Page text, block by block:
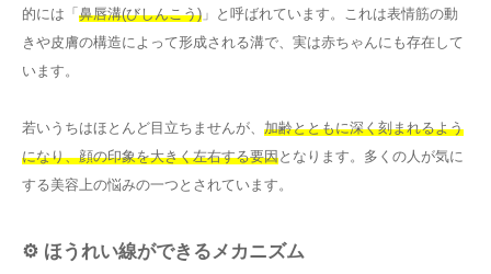
的には「 鼻唇溝(びしんこう) 」と呼ばれています。これは表情筋の動
きや皮膚の構造によって形成される溝で、実は赤ちゃんにも存在して
います。
若いうちはほとんど目立ちませんが、 加齢とともに深く刻まれるよう
になり、顔の印象を大きく左右する要因となります。多くの人が気に
する美容上の悩みの一つとされています。
⚙️ ほうれい線ができるメカニズム